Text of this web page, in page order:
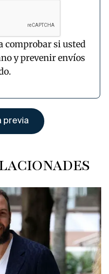
comprobar si usted
y prevenir envíos